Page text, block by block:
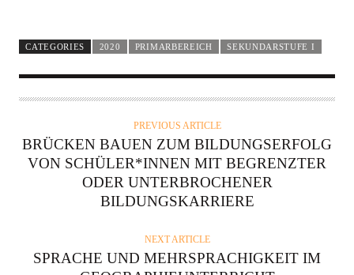
CATEGORIES 2020 PRIMARBEREICH SEKUNDARSTUFE I
PREVIOUS ARTICLE
BRÜCKEN BAUEN ZUM BILDUNGSERFOLG
VON SCHÜLER*INNEN MIT BEGRENZTER
ODER UNTERBROCHENER
BILDUNGSKARRIERE
NEXT ARTICLE
SPRACHE UND MEHRSPRACHIGKEIT IM